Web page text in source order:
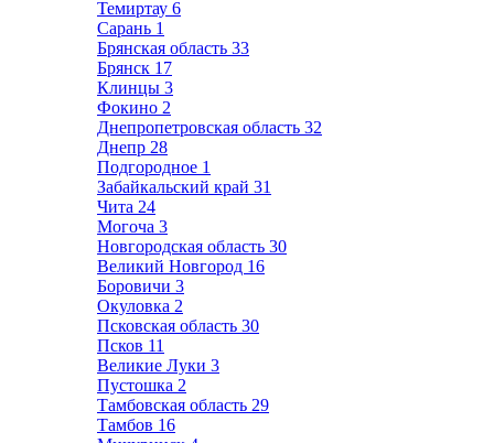
Темиртау 6
Сарань 1
Брянская область 33
Брянск 17
Клинцы 3
Фокино 2
Днепропетровская область 32
Днепр 28
Подгородное 1
Забайкальский край 31
Чита 24
Могоча 3
Новгородская область 30
Великий Новгород 16
Боровичи 3
Окуловка 2
Псковская область 30
Псков 11
Великие Луки 3
Пустошка 2
Тамбовская область 29
Тамбов 16